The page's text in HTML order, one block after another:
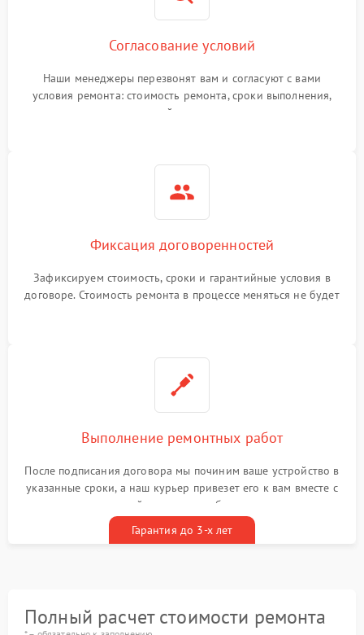
Согласование условий
Наши менеджеры перезвонят вам и согласуют с вами
условия ремонта: стоимость ремонта, сроки выполнения,
гарантийные условия
Фиксация договоренностей
Зафиксируем стоимость, сроки и гарантийные условия в
договоре. Стоимость ремонта в процессе меняться не будет
Выполнение ремонтных работ
После подписания договора мы починим ваше устройство в
указанные сроки, а наш курьер привезет его к вам вместе с
гарантийным талоном бесплатно
Гарантия до 3-х лет
Полный расчет стоимости ремонта